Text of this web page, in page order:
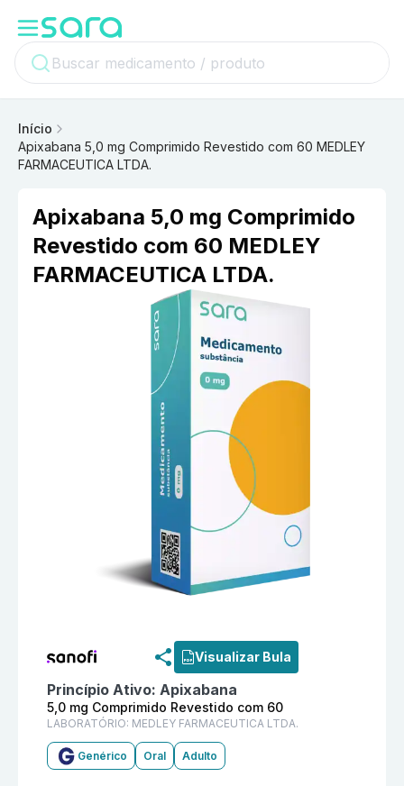
Início
Apixabana 5,0 mg Comprimido Revestido com 60 MEDLEY
FARMACEUTICA LTDA.
Apixabana 5,0 mg Comprimido
Revestido com 60 MEDLEY
FARMACEUTICA LTDA.
Visualizar Bula
Princípio Ativo: Apixabana
5,0 mg Comprimido Revestido com 60
LABORATÓRIO: MEDLEY FARMACEUTICA LTDA.
Genérico Oral Adulto